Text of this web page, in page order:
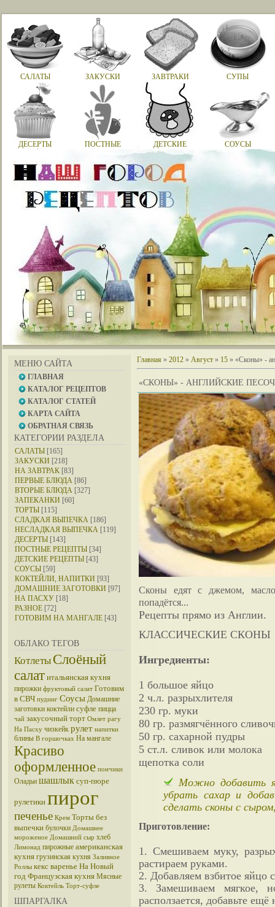
САЛАТЫ ЗАКУСКИ ЗАВТРАКИ СУПЫ
ДЕСЕРТЫ ПОСТНЫЕ ДЕТСКИЕ СОУСЫ
МЕНЮ САЙТА
ГЛАВНАЯ
КАТАЛОГ РЕЦЕПТОВ
КАТАЛОГ СТАТЕЙ
КАРТА САЙТА
ОБРАТНАЯ СВЯЗЬ
КАТЕГОРИИ РАЗДЕЛА
САЛАТЫ [165]
ЗАКУСКИ [218]
НА ЗАВТРАК [83]
ПЕРВЫЕ БЛЮДА [86]
ВТОРЫЕ БЛЮДА [327]
ЗАПЕКАНКИ [60]
ТОРТЫ [115]
СЛАДКАЯ ВЫПЕЧКА [186]
НЕСЛАДКАЯ ВЫПЕЧКА [119]
ДЕСЕРТЫ [143]
ПОСТНЫЕ РЕЦЕПТЫ [34]
ДЕТСКИЕ РЕЦЕПТЫ [43]
СОУСЫ [59]
КОКТЕЙЛИ, НАПИТКИ [93]
ДОМАШНИЕ ЗАГОТОВКИ [97]
НА ПАСХУ [18]
РАЗНОЕ [72]
ГОТОВИМ НА МАНГАЛЕ [43]
ОБЛАКО ТЕГОВ
Котлеты Слоёный
салат итальянская кухня
пирожки фруктовый салат Готовим
в СВЧ пудинг Соусы Домашние
заготовки коктейли суфле пицца
чай закусочный торт Омлет рагу
На Пасху чизкейк рулет напитки
блины В горшочках На мангале
Красиво
оформленное пончики
Оладьи шашлык суп-пюре
рулетики пирог
печенье Крем Торты без
выпечки булочки Домашнее
мороженое Домашний сыр хлеб
Лимонад пирожные американская
кухня грузинская кухня Заливное
Роллы кекс варенье На Новый
год Французская кухня Мясные
рулеты Коктейль Торт-суфле
ШПАРГАЛКА
Главная » 2012 » Август » 15 » «Сконы» -
«СКОНЫ» - АНГЛИЙСКИЕ
Сконы едят с джемом,
попадётся...
Рецепты прямо из Англии.
КЛАССИЧЕСКИЕ СКОНЫ
Ингредиенты:
1 большое яйцо
2 ч.л. разрыхлителя
230 гр. муки
80 гр. размягчённого
50 гр. сахарной пудры
5 ст.л. сливок или молока
щепотка соли
Можно добавить
убрать сахар и
сделать сконы с
Приготовление:
1. Смешиваем муку,
растираем руками.
2. Добавляем взбитое яйцо
3. Замешиваем мягкое,
расползается, добавьте